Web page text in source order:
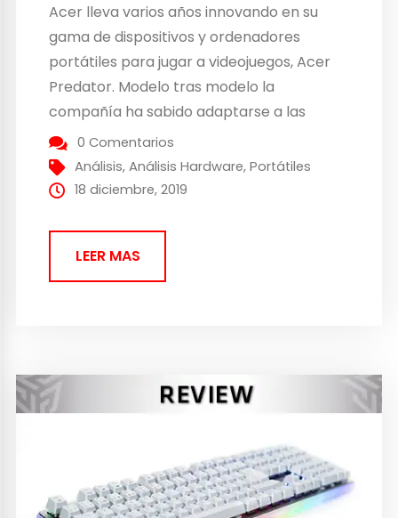
Acer lleva varios años innovando en su
gama de dispositivos y ordenadores
portátiles para jugar a videojuegos, Acer
Predator. Modelo tras modelo la
compañía ha sabido adaptarse a las
nuevas tecnologías y dar siempre al
usuario un producto de buena calidad,
aunque no siempre vaya reñida al precio.
0 Comentarios
Análisis,Análisis Hardware,Portátiles
18 diciembre, 2019
LEER MAS